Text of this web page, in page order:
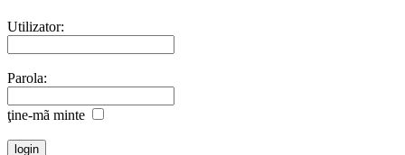
Utilizator:
Parola:
ţine-mã minte